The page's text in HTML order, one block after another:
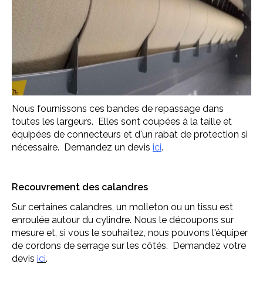
Nous fournissons ces bandes de repassage dans
toutes les largeurs. Elles sont coupées à la taille et
équipées de connecteurs et d'un rabat de protection si
nécessaire. Demandez un devis ici.
Recouvrement des calandres
Sur certaines calandres, un molleton ou un tissu est
enroulée autour du cylindre. Nous le découpons sur
mesure et, si vous le souhaitez, nous pouvons l'équiper
de cordons de serrage sur les côtés. Demandez votre
devis ici.